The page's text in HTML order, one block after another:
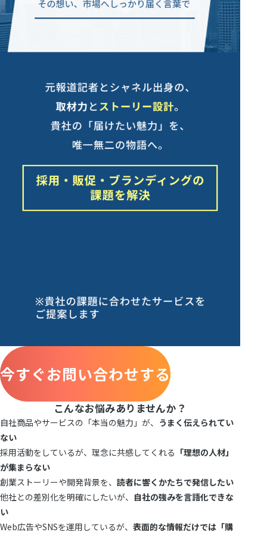
今すぐお問い合わせする
こんなお悩みありませんか？
自社商品やサービスの「本当の魅力」が、 うまく伝えられてい
ない
採用活動をしているが、理念に共感してくれる 「理想の人材」
が集まらない
創業ストーリーや開発背景を、 読者に響くかたちで発信したい
他社との差別化を明確にしたいが、 自社の強みを言語化できな
い
Web広告やSNSを運用しているが、 表面的な情報だけでは「購